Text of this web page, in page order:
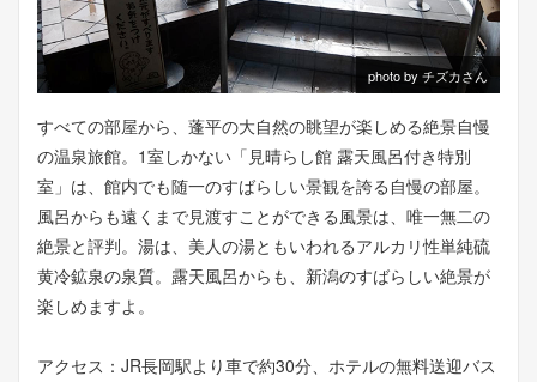
photo by チズカさん
すべての部屋から、蓬平の大自然の眺望が楽しめる絶景自慢
の温泉旅館。1室しかない「見晴らし館 露天風呂付き特別
室」は、館内でも随一のすばらしい景観を誇る自慢の部屋。
風呂からも遠くまで見渡すことができる風景は、唯一無二の
絶景と評判。湯は、美人の湯ともいわれるアルカリ性単純硫
黄冷鉱泉の泉質。露天風呂からも、新潟のすばらしい絶景が
楽しめますよ。
アクセス：JR長岡駅より車で約30分、ホテルの無料送迎バス